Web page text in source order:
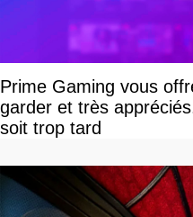
Prime Gaming vous
garder et très
soit trop tard